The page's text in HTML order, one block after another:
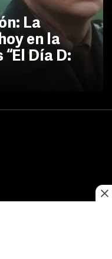
La
en la
Día D: